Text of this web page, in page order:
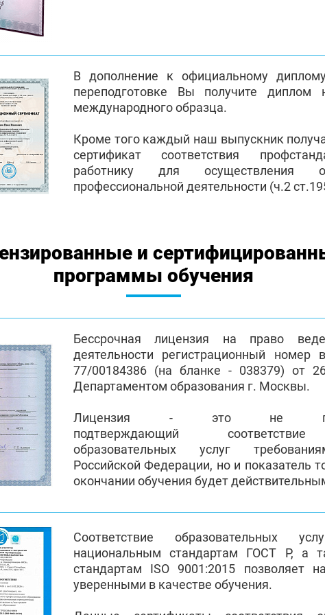
В дополнение к официальному
переподготовке Вы получите диплом
международного образца.
Кроме того каждый наш выпускник
сертификат соответствия
работнику для осуществления
профессиональной деятельности (ч.2
и
программы обучения
Бессрочная лицензия на право
деятельности регистрационный номер
77/00184386 (на бланке - 038379) от
Департаментом образования г. Москвы.
Лицензия - это не
подтверждающий соответствие
образовательных услуг
Российской Федерации, но и показатель
окончании обучения будет
Соответствие образовательных
национальным стандартам ГОСТ Р, а
стандартам ISO 9001:2015 позволяет
уверенными в качестве обучения.